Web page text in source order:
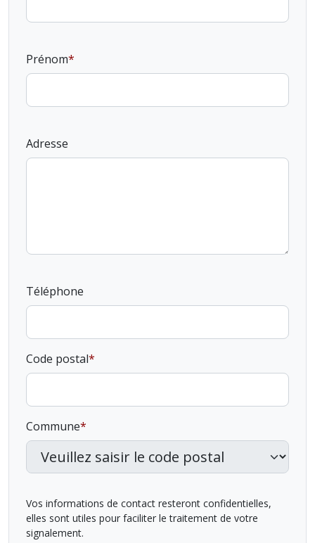
Prénom
Adresse
Téléphone
Code postal
Commune
Vos informations de contact resteront confidentielles,
elles sont utiles pour faciliter le traitement de votre
signalement.